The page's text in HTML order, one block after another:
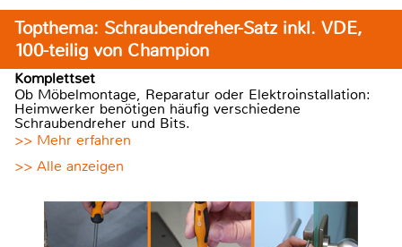
Topthema: Schraubendreher-Satz inkl. VDE,
100-teilig von Champion
Komplettset
Ob Möbelmontage, Reparatur oder Elektroinstallation:
Heimwerker benötigen häufig verschiedene
Schraubendreher und Bits.
>> Mehr erfahren
>> Alle anzeigen